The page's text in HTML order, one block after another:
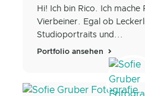
Hi! Ich bin Rico. Ich
Vierbeiner. Egal ob
Studioportraits und...
Portfolio ansehen